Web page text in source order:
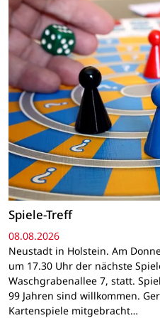
Spiele-Treff
08.08.2026
Neustadt in Holstein. Am
um 17.30 Uhr der nächste
Waschgrabenallee 7, statt.
99 Jahren sind willkommen.
Kartenspiele mitgebracht…